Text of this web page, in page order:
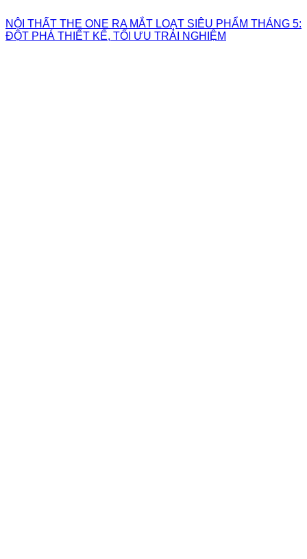
NỘI THẤT THE ONE RA MẮT LOẠT SIÊU PHẨM THÁNG 5:
ĐỘT PHÁ THIẾT KẾ, TỐI ƯU TRẢI NGHIỆM